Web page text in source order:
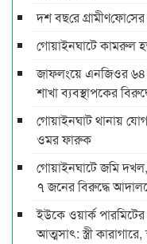
দশ বছ‌রে
গোয়াইনঘাটে কামরুল
জাফলংয়ে এনজিওর ৬৪
শাখা ব্যবস্থাপকের
গোয়াইনঘাট থানায়
ওমর ফারুক
গোয়াইনঘাটে জমি
৭ জনের বিরুদ্ধে
ইউকে ওয়ার্ক
আত্মসাৎ: স্ত্রী